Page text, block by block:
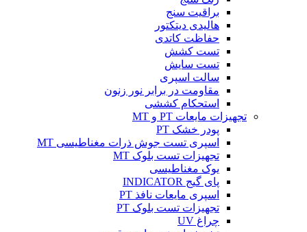
براقیت سنج
هالیدی دیتکتور
حفاظت کاتدی
تست کشش
تست سایش
سالت اسپری
مقاومت در برابر نور زنون
استحکام کششی
تجهیزات مایعات PT و MT
پودر خشک PT
اسپری تست جوش ذرات مغناطیسی MT
تجهیزات تست بلوک MT
یوک مغناطیسی
پای گیج INDICATOR
اسپری مایعات نافذ PT
تجهیزات تست بلوک PT
چراغ UV